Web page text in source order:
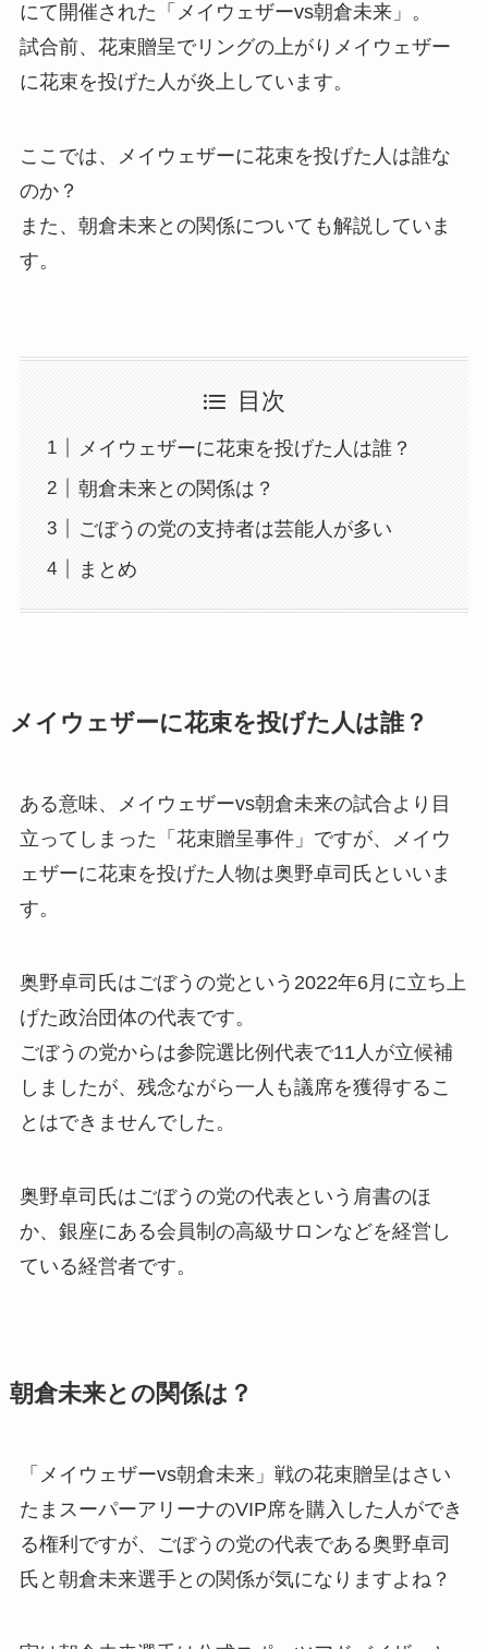
にて開催された「メイウェザーvs朝倉未来」。
試合前、花束贈呈でリングの上がりメイウェザー
に花束を投げた人が炎上しています。
ここでは、メイウェザーに花束を投げた人は誰な
のか？
また、朝倉未来との関係についても解説していま
す。
目次
メイウェザーに花束を投げた人は誰？
朝倉未来との関係は？
ごぼうの党の支持者は芸能人が多い
まとめ
メイウェザーに花束を投げた人は誰？
ある意味、メイウェザーvs朝倉未来の試合より目
立ってしまった「花束贈呈事件」ですが、メイウ
ェザーに花束を投げた人物は奥野卓司氏といいま
す。
奥野卓司氏はごぼうの党という2022年6月に立ち上
げた政治団体の代表です。
ごぼうの党からは参院選比例代表で11人が立候補
しましたが、残念ながら一人も議席を獲得するこ
とはできませんでした。
奥野卓司氏はごぼうの党の代表という肩書のほ
か、銀座にある会員制の高級サロンなどを経営し
ている経営者です。
朝倉未来との関係は？
「メイウェザーvs朝倉未来」戦の花束贈呈はさい
たまスーパーアリーナのVIP席を購入した人ができ
る権利ですが、ごぼうの党の代表である奥野卓司
氏と朝倉未来選手との関係が気になりますよね？